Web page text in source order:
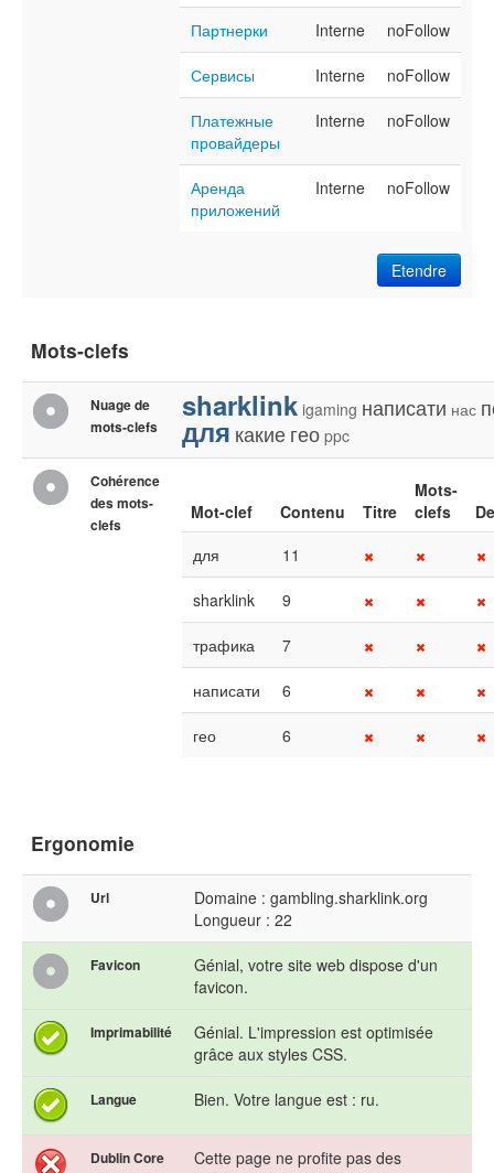
Партнерки Interne noFollow
Сервисы Interne noFollow
Платежные
провайдеры
Interne noFollow
Аренда
приложений
Interne noFollow
Etendre
Mots-clefs
Nuage de
mots-clefs
sharklink igaming написати нас
для какиегео ppc
Cohérence
des mots-
clefs
Mot-clef Contenu Titre
Mots-
clefs
для
11
sharklink 9
трафика 7
написати 6
гео 6
Ergonomie
Url
Domaine : gambling.sharklink.org
Longueur : 22
Favicon
Génial, votre site web dispose d'un
favicon.
Imprimabilité
Génial. L'impression est optimisée
grâce aux styles CSS.
Langue Bien. Votre langue est : ru.
Dublin Core
Cette page ne profite pas des